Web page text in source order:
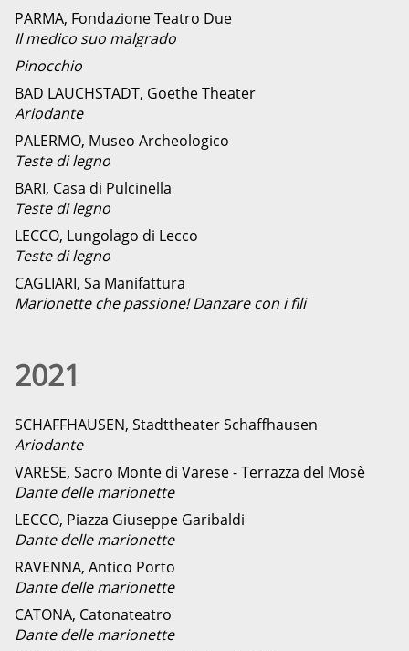
PARMA, Fondazione Teatro Due
Il medico suo malgrado
Pinocchio
BAD LAUCHSTADT, Goethe Theater
Ariodante
PALERMO, Museo Archeologico
Teste di legno
BARI, Casa di Pulcinella
Teste di legno
LECCO, Lungolago di Lecco
Teste di legno
CAGLIARI, Sa Manifattura
Marionette che passione! Danzare con i fili
2021
SCHAFFHAUSEN, Stadttheater Schaffhausen
Ariodante
VARESE, Sacro Monte di Varese - Terrazza del Mosè
Dante delle marionette
LECCO, Piazza Giuseppe Garibaldi
Dante delle marionette
RAVENNA, Antico Porto
Dante delle marionette
CATONA, Catonateatro
Dante delle marionette